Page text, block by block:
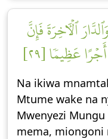
ٱلۡأٓخِرَةَ فَإِنَّ
عَظِيمٗا [٢٩]
Na ikiwa
Mtume wake na
Mwenyezi
mema, miongoni